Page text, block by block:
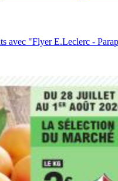
avec "Flyer E.Leclerc -